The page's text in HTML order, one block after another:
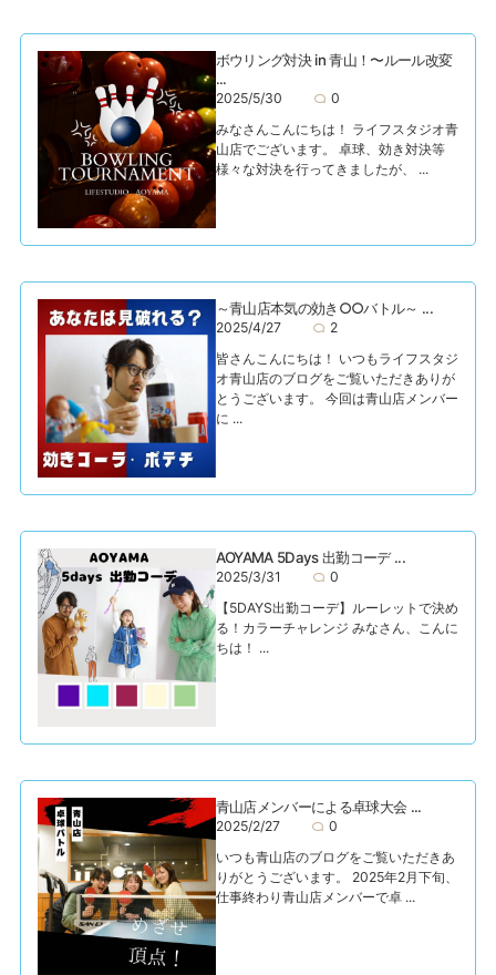
ボウリング対決 in 青山！〜ルール改変
...
2025/5/30
0
みなさんこんにちは！ ライフスタジオ青
山店でございます。 卓球、効き対決等
様々な対決を行ってきましたが、 ...
～青山店本気の効き○○バトル～ ...
2025/4/27
2
皆さんこんにちは！ いつもライフスタジ
オ青山店のブログをご覧いただきありが
とうございます。 今回は青山店メンバー
に ...
AOYAMA 5Days 出勤コーデ ...
2025/3/31
0
【5DAYS出勤コーデ】ルーレットで決め
る！カラーチャレンジ みなさん、こんに
ちは！ ...
青山店メンバーによる卓球大会 ...
2025/2/27
0
いつも青山店のブログをご覧いただきあ
りがとうございます。 2025年2月下旬、
仕事終わり青山店メンバーで卓 ...